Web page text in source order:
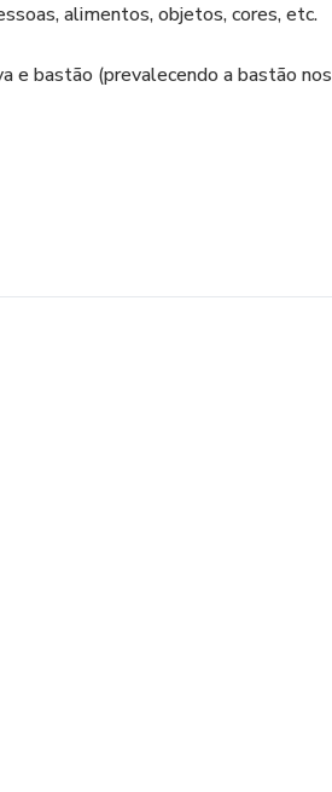
alimentos, objetos, cores, etc.
e bastão (prevalecendo a bastão nos